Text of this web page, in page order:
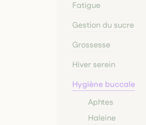
Fatigue
Gestion du sucre
Grossesse
Hiver serein
Hygiène buccale
Aphtes
Haleine